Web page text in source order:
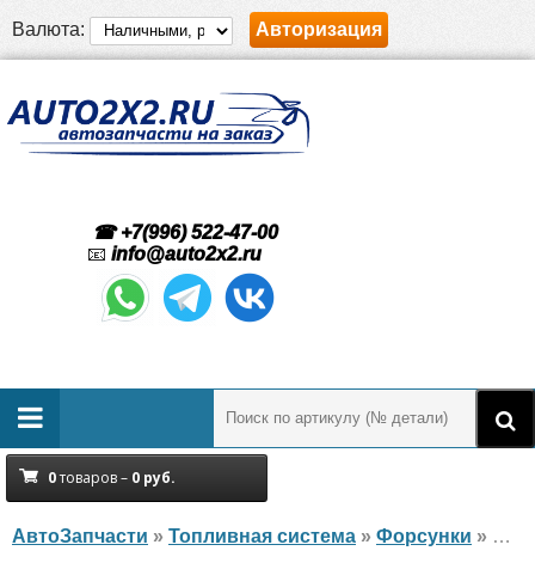
Валюта: Авторизация
☎ +7(996) 522-47-00
📧 info@auto2x2.ru
0товаров – 0 руб.
АвтоЗапчасти » Топливная система » Форсунки »